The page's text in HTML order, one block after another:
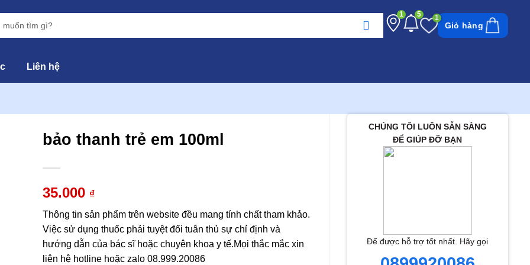
1 5
Giỏ hàng
Liên hệ
CHÚNG TÔI LUÔN SẴN SÀNG
ĐỂ GIÚP ĐỠ BẠN
Để được hỗ trợ tốt nhất. Hãy gọi
bảo thanh trẻ em 100ml
35.000 ₫
Thông tin sản phẩm trên website đều mang tính chất tham khảo.
Việc sử dụng thuốc phải tuyệt đối tuân thủ sự chỉ định và
hướng dẫn của bác sĩ hoặc chuyên khoa y tế.Mọi thắc mắc xin
liên hệ hotline hoặc zalo 08.999.20086